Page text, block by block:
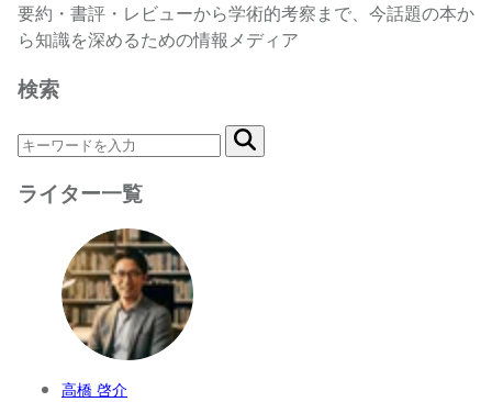
要約・書評・レビューから学術的考察まで、今話題の本か
ら知識を深めるための情報メディア
検索
ライター一覧
高橋 啓介